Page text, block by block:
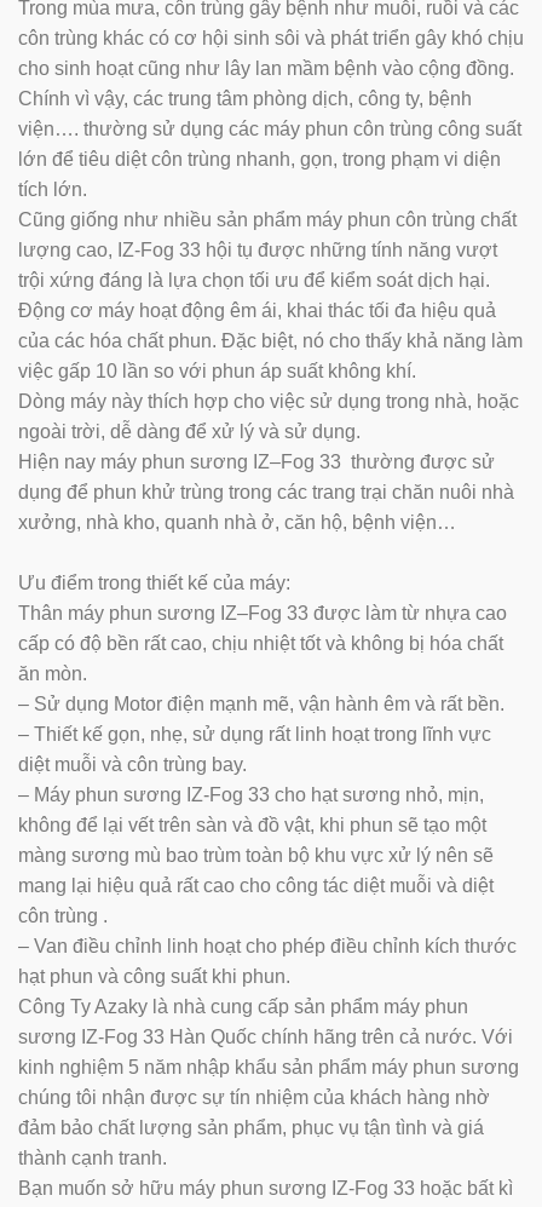
Trong mùa mưa, côn trùng gây bệnh như muỗi, ruồi và các
côn trùng khác có cơ hội sinh sôi và phát triển gây khó chịu
cho sinh hoạt cũng như lây lan mầm bệnh vào cộng đồng.
Chính vì vậy, các trung tâm phòng dịch, công ty, bệnh
viện…. thường sử dụng các máy phun côn trùng công suất
lớn để tiêu diệt côn trùng nhanh, gọn, trong phạm vi diện
tích lớn.
Cũng giống như nhiều sản phẩm máy phun côn trùng chất
lượng cao, IZ-Fog 33 hội tụ được những tính năng vượt
trội xứng đáng là lựa chọn tối ưu để kiểm soát dịch hại.
Động cơ máy hoạt động êm ái, khai thác tối đa hiệu quả
của các hóa chất phun. Đặc biệt, nó cho thấy khả năng làm
việc gấp 10 lần so với phun áp suất không khí.
Dòng máy này thích hợp cho việc sử dụng trong nhà, hoặc
ngoài trời, dễ dàng để xử lý và sử dụng.
Hiện nay máy phun sương IZ–Fog 33 thường được sử
dụng để phun khử trùng trong các trang trại chăn nuôi nhà
xưởng, nhà kho, quanh nhà ở, căn hộ, bệnh viện…
Ưu điểm trong thiết kế của máy:
Thân máy phun sương IZ–Fog 33 được làm từ nhựa cao
cấp có độ bền rất cao, chịu nhiệt tốt và không bị hóa chất
ăn mòn.
– Sử dụng Motor điện mạnh mẽ, vận hành êm và rất bền.
– Thiết kế gọn, nhẹ, sử dụng rất linh hoạt trong lĩnh vực
diệt muỗi và côn trùng bay.
– Máy phun sương IZ-Fog 33 cho hạt sương nhỏ, mịn,
không để lại vết trên sàn và đồ vật, khi phun sẽ tạo một
màng sương mù bao trùm toàn bộ khu vực xử lý nên sẽ
mang lại hiệu quả rất cao cho công tác diệt muỗi và diệt
côn trùng .
– Van điều chỉnh linh hoạt cho phép điều chỉnh kích thước
hạt phun và công suất khi phun.
Công Ty Azaky là nhà cung cấp sản phẩm máy phun
sương IZ-Fog 33 Hàn Quốc chính hãng trên cả nước. Với
kinh nghiệm 5 năm nhập khẩu sản phẩm máy phun sương
chúng tôi nhận được sự tín nhiệm của khách hàng nhờ
đảm bảo chất lượng sản phẩm, phục vụ tận tình và giá
thành cạnh tranh.
Bạn muốn sở hữu máy phun sương IZ-Fog 33 hoặc bất kì